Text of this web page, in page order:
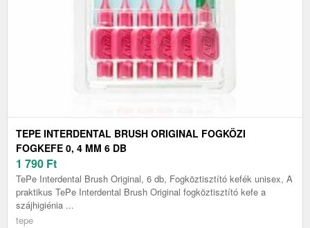
TEPE INTERDENTAL BRUSH ORIGINAL FOGKÖZI
FOGKEFE 0, 4 MM 6 DB
1 790 Ft
TePe Interdental Brush Original, 6 db, Fogköztisztító kefék unisex, A
praktikus TePe Interdental Brush Original fogköztisztító kefe a
szájhigiénia ...
tepe